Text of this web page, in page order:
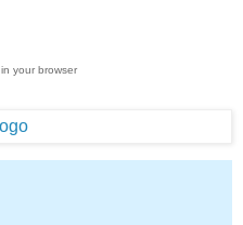
your browser